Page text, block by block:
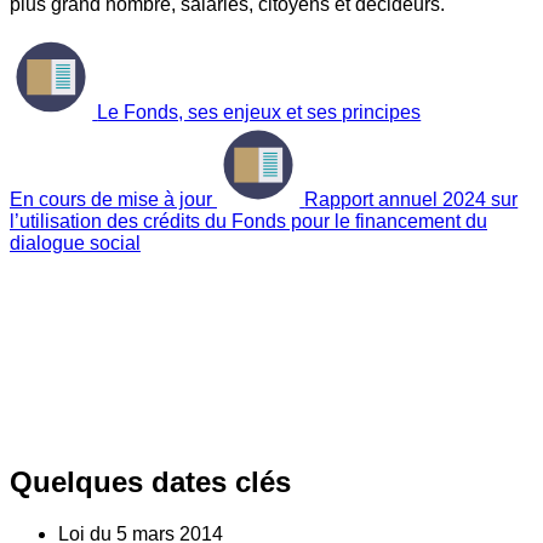
plus grand nombre, salariés, citoyens et décideurs.
Le Fonds, ses enjeux et ses principes
En cours de mise à jour
Rapport annuel 2024 sur
l’utilisation des crédits du Fonds pour le financement du
dialogue social
Quelques dates clés
Loi du 5 mars 2014